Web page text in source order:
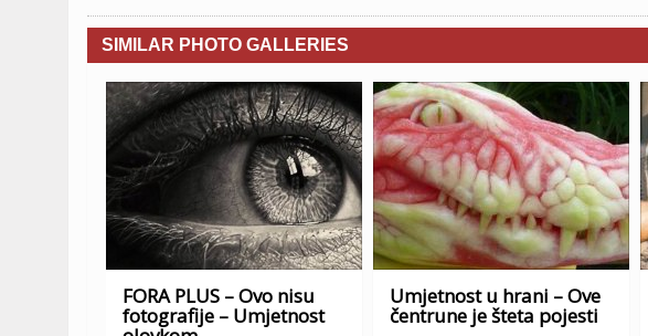
SIMILAR PHOTO GALLERIES
FORA PLUS – Ovo nisu
fotografije – Umjetnost
Umjetnost u hrani – Ove
čentrune je šteta pojesti